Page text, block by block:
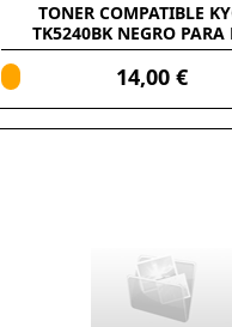
TONER COMPATIBLE
TK5240BK NEGRO PARA
M5526CDW
14,00 €